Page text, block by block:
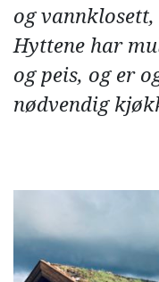
og
Hyttene har
og peis, og er
nødvendig